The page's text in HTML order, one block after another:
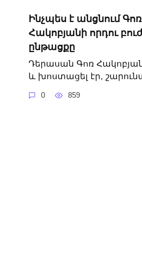
Ինչպես է անցնում Գոռ
Հակոբյանի որդու
ընթացքը
Դերասան Գոռ
և խոստացել էր,
0 859